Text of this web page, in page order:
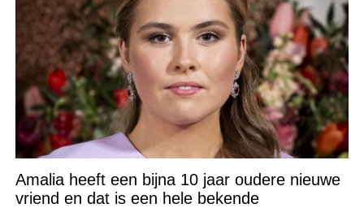
Amalia heeft een bijna 10 jaar oudere nieuwe
vriend en dat is een hele bekende